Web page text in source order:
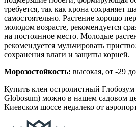
требуется, так как крона сохраняет
самостоятельно. Растение хорошо
молодом возрасте, рекомендуется
на постоянное место. Молодые
рекомендуется мульчировать
сохранения влаги и защиты корней.
Морозостойкость: высокая, от -29
Купить клен остролистный
Globosum) можно в нашем садовом
Киевском шоссе недалеко от